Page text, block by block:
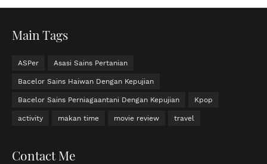
Main Tags
ASPer Asasi Sains Pertanian
Bacelor Sains Haiwan Dengan Kepujian
Bacelor Sains Perniagaantani Dengan Kepujian Kpop
activity makan time movie review travel
Contact Me